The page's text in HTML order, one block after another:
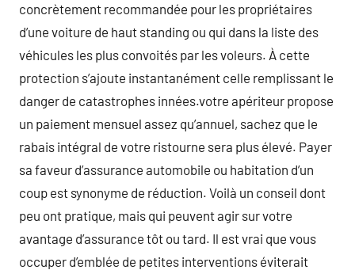
concrètement recommandée pour les propriétaires
d’une voiture de haut standing ou qui dans la liste des
véhicules les plus convoités par les voleurs. À cette
protection s’ajoute instantanément celle remplissant le
danger de catastrophes innées.votre apériteur propose
un paiement mensuel assez qu’annuel, sachez que le
rabais intégral de votre ristourne sera plus élevé. Payer
sa faveur d’assurance automobile ou habitation d’un
coup est synonyme de réduction. Voilà un conseil dont
peu ont pratique, mais qui peuvent agir sur votre
avantage d’assurance tôt ou tard. Il est vrai que vous
occuper d’emblée de petites interventions éviterait